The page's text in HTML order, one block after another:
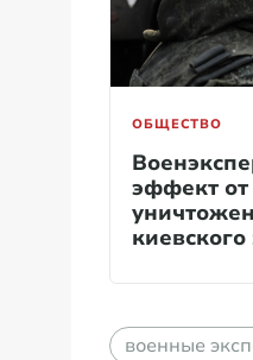
ОБЩЕСТВО
эффект от
военные